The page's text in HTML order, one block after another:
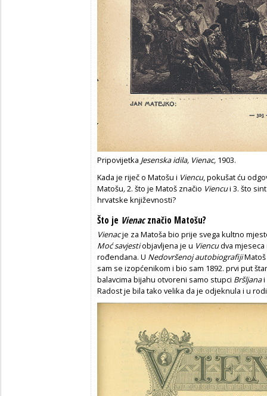
Pripovijetka Jesenska idila, Vienac, 1903.
Kada je riječ o Matošu i Viencu, pokušat ću
Matošu,2. što je Matoš značio Viencui 3. što
hrvatske književnosti?
Što je Vienacznačio Matošu?
Vienacje za Matoša bio prije svega kultno
Moć savjestiobjavljena je u Viencudva mjeseca
rođendana. U Nedovršenoj autobiografijiMatoš
sam se izopćenikom i bio sam 1892. prvi put
balavcima bijahu otvoreni samo stupci Bršljanai
Radost je bila tako velika da je odjeknula i u